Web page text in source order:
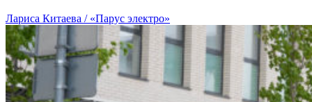
Лариса Китаева / «Парус электро»